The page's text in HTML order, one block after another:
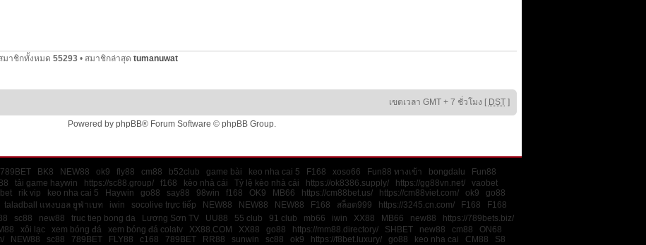
มาชิกทั้งหมด 55293• สมาชิกล่าสุด tumanuwat
เขตเวลา GMT + 7 ชั่วโมง [ DST]
Powered by phpBB® Forum Software © phpBB Group.
789BET BK8 NEW88 ok9 fly88 cm88 b52club game bài keo nha cai 5 F168 xoso66 Fun88 ทางเข้า bongdalu
Fun88
tải game haywin https://sc88.group/ f168 kèo nhà cái Tỷ lệ kèo nhà cái https://ok8386.supply/ https://gg88vn.net/
vaobet
rik vip keo nha cai 5 Haywin go88 say88 98win f168 OK9 MB66 https://cm88bet.us/ https://cm88viet.com/ ok9
go88
taladball แทงบอล ยูฟ่าเบท iwin socolive trực tiếp NEW88 NEW88 NEW88 F168 สล็อต999 https://3245.cn.com/ F168
F168
sc88 new88 truc tiep bong da Lương Sơn TV UU88 55 club 91 club mb66 iwin XX88 MB66 new88
https://789bets.biz/
xôi lạc xem bóng đá xem bóng đá colatv XX88.COM XX88 go88 https://mm88.directory/ SHBET new88 cm88
ON68
NEW88 sc88 789BET FLY88 c168 789BET RR88 sunwin sc88 ok9 https://f8bet.luxury/ go88 keo nha cai CM88
S8